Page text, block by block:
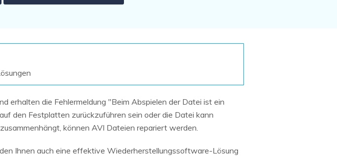
Wiederherstellung
ALLE FUNKTIONEN ENTDECKEN
erhalten die Fehlermeldung "Beim Abspielen der Datei ist ein
den Festplatten zurückzuführen sein oder die Datei kann
können AVI Dateien repariert werden.
Ihnen auch eine effektive Wiederherstellungssoftware-Lösung